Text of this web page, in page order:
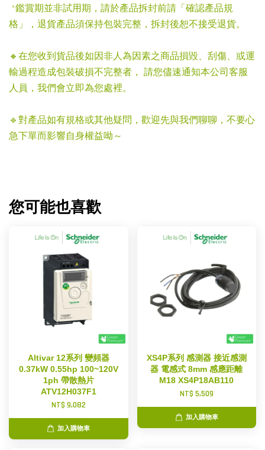
*鑑賞期並非試用期，請於產品拆封前請「確認產品規
格」，退貨產品須保持包裝完整，拆封後恕不接受退貨。
🔸在您收到貨品後如因非人為因素之商品損毀、刮傷、或運
輸過程造成包裝破損不完整者， 請您儘速通知本公司客服
人員，我們會立即為您處裡。
🔹對產品如有規格或其他疑問，歡迎先與我們聊聊，不要心
急下單而影響自身權益呦～
您可能也喜歡
Altivar 12系列 變頻器
0.37kW 0.55hp 100~120V
1ph 帶散熱片
ATV12H037F1
NT$ 9,082
加入購物車
XS4P系列 感測器 接近感測
器 電感式 8mm 感應距離
M18 XS4P18AB110
NT$ 5,509
加入購物車